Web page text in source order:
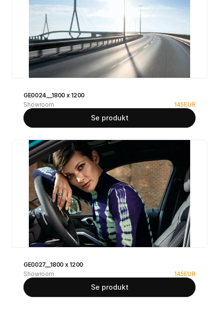
GE0024__1800 x 1200
Showroom
145EUR
Se produkt
GE0027__1800 x 1200
Showroom
145EUR
Se produkt